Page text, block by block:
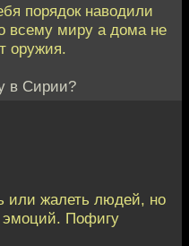
порядок наводили
всему миру а дома не
оружия.
в Сирии?
или жалеть людей, но
эмоций. Пофигу